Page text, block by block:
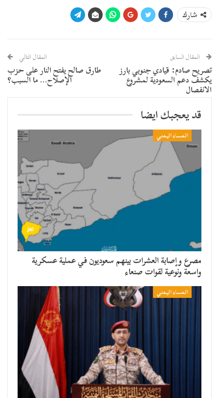
شارك
المقال السابق
تصريح صادم: قيادي جنوبي بارز
يكشف دعم السعودية لمشروع
الانفصال
المقال التالي
طارق صالح يفتح النار على حزب
الإصلاح… ما السبب؟
قد يعجبك ايضا
المساء اليمني
مصرع وإصابة العشرات بينهم سعوديون في عملية عسكرية
واسعة ونوعية لقوات صنعاء
المساء اليمني